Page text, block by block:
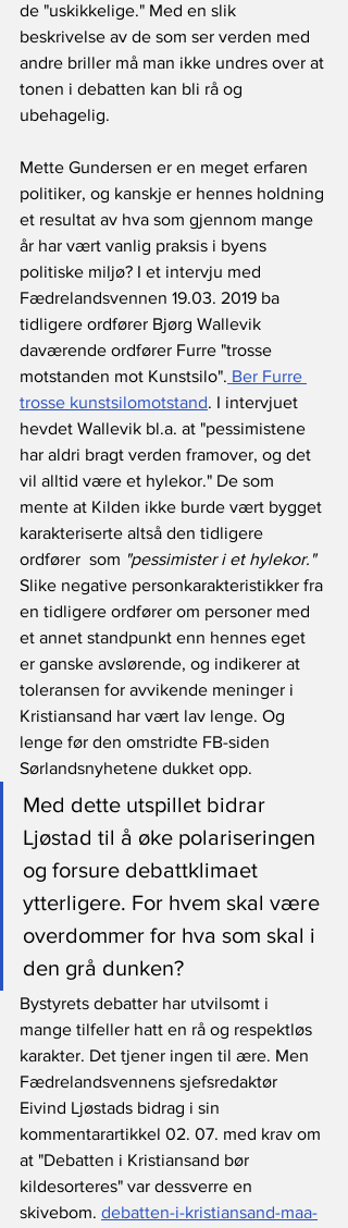
de "uskikkelige." Med en slik
beskrivelse av de som ser verden med
andre briller må man ikke undres over at
tonen i debatten kan bli rå og
ubehagelig.
Mette Gundersen er en meget erfaren
politiker, og kanskje er hennes holdning
et resultat av hva som gjennom mange
år har vært vanlig praksis i byens
politiske miljø? I et intervju med
Fædrelandsvennen 19.03. 2019 ba
tidligere ordfører Bjørg Wallevik
daværende ordfører Furre "trosse
motstanden mot Kunstsilo". Ber Furre
trosse kunstsilomotstand. I intervjuet
hevdet Wallevik bl.a. at "pessimistene
har aldri bragt verden framover, og det
vil alltid være et hylekor." De som
mente at Kilden ikke burde vært bygget
karakteriserte altså den tidligere
ordfører  som "pessimister i et hylekor."
Slike negative personkarakteristikker fra
en tidligere ordfører om personer med
et annet standpunkt enn hennes eget
er ganske avslørende, og indikerer at
toleransen for avvikende meninger i
Kristiansand har vært lav lenge. Og
lenge før den omstridte FB-siden
Sørlandsnyhetene dukket opp.
Med dette utspillet bidrar
Ljøstad til å øke polariseringen
og forsure debattklimaet
ytterligere. For hvem skal være
overdommer for hva som skal i
den grå dunken?
Bystyrets debatter har utvilsomt i
mange tilfeller hatt en rå og respektløs
karakter. Det tjener ingen til ære. Men
Fædrelandsvennens sjefsredaktør
Eivind Ljøstads bidrag i sin
kommentarartikkel 02. 07. med krav om
at "Debatten i Kristiansand bør
kildesorteres" var dessverre en
skivebom. debatten-i-kristiansand-maa-